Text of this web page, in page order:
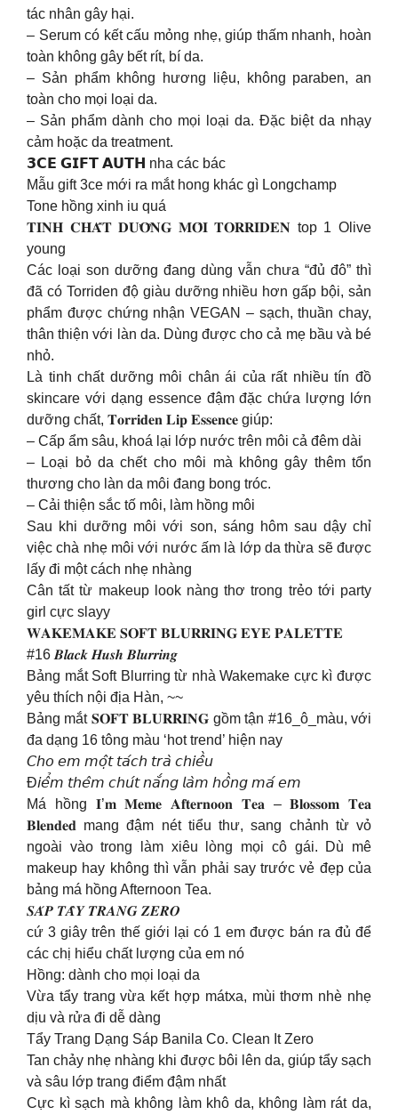
tác nhân gây hại.
– Serum có kết cấu mỏng nhẹ, giúp thấm nhanh, hoàn
toàn không gây bết rít, bí da.
– Sản phẩm không hương liệu, không paraben, an
toàn cho mọi loại da.
– Sản phẩm dành cho mọi loại da. Đặc biệt da nhạy
cảm hoặc da treatment.
𝟯𝗖𝗘 𝗚𝗜𝗙𝗧 𝗔𝗨𝗧𝗛 nha các bác
Mẫu gift 3ce mới ra mắt hong khác gì Longchamp
Tone hồng xinh iu quá
𝐓𝐈𝐍𝐇 𝐂𝐇𝐀̂́𝐓 𝐃𝐔̛𝐎̛̃𝐍𝐆 𝐌𝐎̂𝐈 𝐓𝐎𝐑𝐑𝐈𝐃𝐄𝐍 top 1 Olive
young
Các loại son dưỡng đang dùng vẫn chưa “đủ đô” thì
đã có Torriden độ giàu dưỡng nhiều hơn gấp bội, sản
phẩm được chứng nhận VEGAN – sạch, thuần chay,
thân thiện với làn da. Dùng được cho cả mẹ bầu và bé
nhỏ.
Là tinh chất dưỡng môi chân ái của rất nhiều tín đồ
skincare với dạng essence đậm đặc chứa lượng lớn
dưỡng chất, 𝐓𝐨𝐫𝐫𝐢𝐝𝐞𝐧 𝐋𝐢𝐩 𝐄𝐬𝐬𝐞𝐧𝐜𝐞 giúp:
– Cấp ẩm sâu, khoá lại lớp nước trên môi cả đêm dài
– Loại bỏ da chết cho môi mà không gây thêm tổn
thương cho làn da môi đang bong tróc.
– Cải thiện sắc tố môi, làm hồng môi
Sau khi dưỡng môi với son, sáng hôm sau dậy chỉ
việc chà nhẹ môi với nước ấm là lớp da thừa sẽ được
lấy đi một cách nhẹ nhàng
Cân tất từ makeup look nàng thơ trong trẻo tới party
girl cực slayy
𝐖𝐀𝐊𝐄𝐌𝐀𝐊𝐄 𝐒𝐎𝐅𝐓 𝐁𝐋𝐔𝐑𝐑𝐈𝐍𝐆 𝐄𝐘𝐄 𝐏𝐀𝐋𝐄𝐓𝐓𝐄
#16 𝑩𝒍𝒂𝒄𝒌 𝑯𝒖𝒔𝒉 𝑩𝒍𝒖𝒓𝒓𝒊𝒏𝒈
Bảng mắt Soft Blurring từ nhà Wakemake cực kì được
yêu thích nội địa Hàn, ~~
Bảng mắt 𝐒𝐎𝐅𝐓 𝐁𝐋𝐔𝐑𝐑𝐈𝐍𝐆 gồm tận #16_ô_màu, với
đa dạng 16 tông màu ‘hot trend’ hiện nay
𝘊𝘩𝘰 𝘦𝘮 𝘮𝘰̣̂𝘵 𝘵𝘢́𝘤𝘩 𝘵𝘳𝘢̀ 𝘤𝘩𝘪𝘦̂̀𝘶
Đ𝘪𝘦̂̉𝘮 𝘵𝘩𝘦̂𝘮 𝘤𝘩𝘶́𝘵 𝘯𝘢̆́𝘯𝘨 𝘭𝘢̀𝘮 𝘩𝘰̂̀𝘯𝘨 𝘮𝘢́ 𝘦𝘮
Má hồng 𝐈’𝐦 𝐌𝐞𝐦𝐞 𝐀𝐟𝐭𝐞𝐫𝐧𝐨𝐨𝐧 𝐓𝐞𝐚 – 𝐁𝐥𝐨𝐬𝐬𝐨𝐦 𝐓𝐞𝐚
𝐁𝐥𝐞𝐧𝐝𝐞𝐝 mang đậm nét tiểu thư, sang chảnh từ vỏ
ngoài vào trong làm xiêu lòng mọi cô gái. Dù mê
makeup hay không thì vẫn phải say trước vẻ đẹp của
bảng má hồng Afternoon Tea.
𝑺𝑨́𝑷 𝑻𝑨̂̉𝒀 𝑻𝑹𝑨𝑵𝑮 𝒁𝑬𝑹𝑶
cứ 3 giây trên thế giới lại có 1 em được bán ra đủ để
các chị hiểu chất lượng của em nó
Hồng: dành cho mọi loại da
Vừa tẩy trang vừa kết hợp mátxa, mùi thơm nhè nhẹ
dịu và rửa đi dễ dàng
Tẩy Trang Dạng Sáp Banila Co. Clean It Zero
Tan chảy nhẹ nhàng khi được bôi lên da, giúp tẩy sạch
và sâu lớp trang điểm đậm nhất
Cực kì sạch mà không làm khô da, không làm rát da,